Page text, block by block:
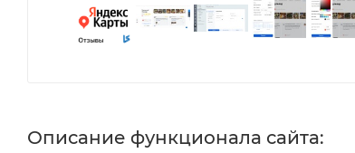
Описание функционала сайта: